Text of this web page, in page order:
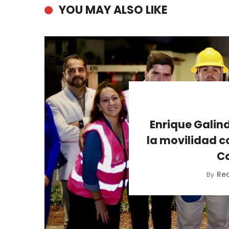
YOU MAY ALSO LIKE
Enrique
la movilidad
By